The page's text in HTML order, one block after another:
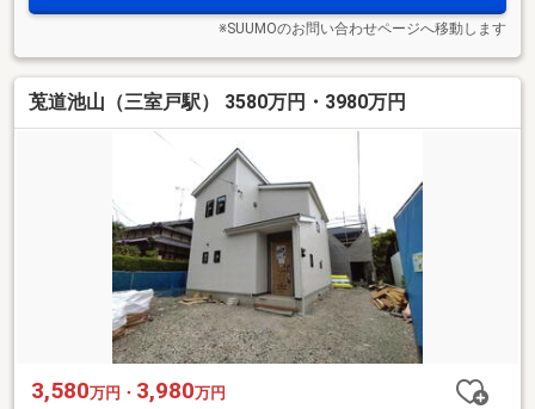
※SUUMOのお問い合わせページへ移動します
莵道池山（三室戸駅） 3580万円・3980万円
3,580万円・ 3,980万円